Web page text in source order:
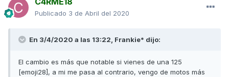
Publicado 3 de Abril del 2020
En 3/4/2020 a las 13:22, Frankie* dijo:
El cambio es más que notable si vienes de una 125
[emoji28], a mi me pasa al contrario, vengo de motos más